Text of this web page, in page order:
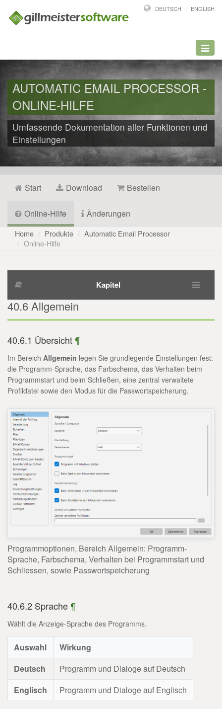
DEUTSCH ENGLISH
AUTOMATIC EMAIL PROCESSOR -
ONLINE-HILFE
Umfassende Dokumentation aller Funktionen und
Einstellungen
Start Download Bestellen
Online-Hilfe Änderungen
Home Produkte
Automatic Email Processor
Online-Hilfe
Kapitel
40.6 Allgemein
40.6.1 Übersicht ¶
Im Bereich Allgemein legen Sie grundlegende Einstellungen fest:
die Programm-Sprache, das Farbschema, das Verhalten beim
Programmstart und beim Schließen, eine zentral verwaltete
Profildatei sowie den Modus für die Passwortspeicherung.
Programmoptionen, Bereich Allgemein: Programm-
Sprache, Farbschema, Verhalten bei Programmstart und
Schliessen, sowie Passwortspeicherung
40.6.2 Sprache ¶
Wählt die Anzeige-Sprache des Programms.
Auswahl
Wirkung
Deutsch
Programm und Dialoge auf Deutsch
Englisch
Programm und Dialoge auf Englisch